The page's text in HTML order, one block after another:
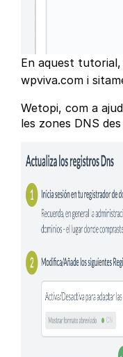
En aquest
wpviva.com i
Wetopi, com a
les zones DNS